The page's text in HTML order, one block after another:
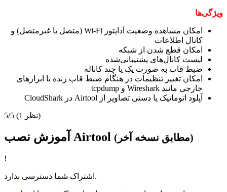
ویژگی‌ها
امکان مشاهده وضعیت آداپتور Wi-Fi (متصل یا غیرمتصل) و
کانال اطلاعات
امکان قطع شدن از شبکه
لیست کانال‌های پشتیبانی‌شده
ضبط قاب به صورت یک یا چند کاناله
امکان تغییر تنظیمات در هنگام ضبط قاب زنده با ابزارهای
خارجی مانند Wireshark و tcpdump
آپلود اتوماتیک یا دستی تصاویر از Airtool در CloudShark
5/5 (1 نظر)
آموزش نصب Airtool (مطابق نسخه آخر)
!
اشتراک شما دسترسی ندارد.